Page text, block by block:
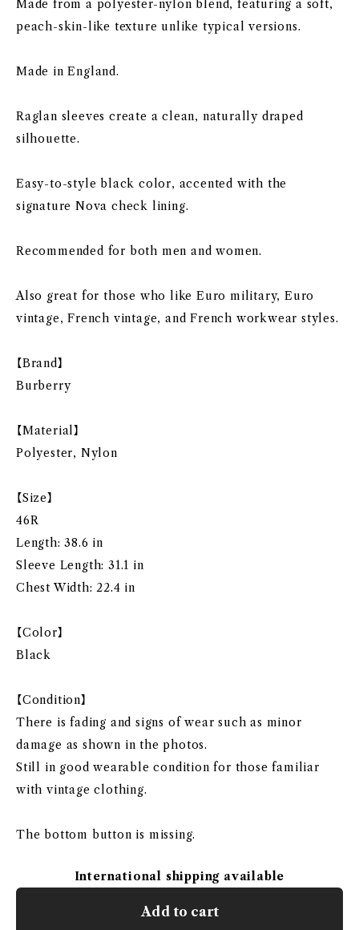
Made from a polyester-nylon blend, featuring a soft,
peach-skin-like texture unlike typical versions.
Made in England.
Raglan sleeves create a clean, naturally draped
silhouette.
Easy-to-style black color, accented with the
signature Nova check lining.
Recommended for both men and women.
Also great for those who like Euro military, Euro
vintage, French vintage, and French workwear styles.
【Brand】
Burberry
【Material】
Polyester, Nylon
【Size】
46R
Length: 38.6 in
Sleeve Length: 31.1 in
Chest Width: 22.4 in
【Color】
Black
【Condition】
There is fading and signs of wear such as minor
damage as shown in the photos.
Still in good wearable condition for those familiar
with vintage clothing.
The bottom button is missing.
International shipping available
Add to cart